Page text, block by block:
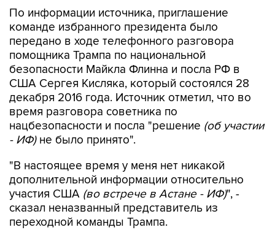
По информации источника, приглашение
команде избранного президента было
передано в ходе телефонного разговора
помощника Трампа по национальной
безопасности Майкла Флинна и посла РФ в
США Сергея Кисляка, который состоялся 28
декабря 2016 года. Источник отметил, что во
время разговора советника по
нацбезопасности и посла "решение (об участии
- ИФ)не было принято".
"В настоящее время у меня нет никакой
дополнительной информации относительно
участия США (во встрече в Астане - ИФ)", -
сказал неназванный представитель из
переходной команды Трампа.